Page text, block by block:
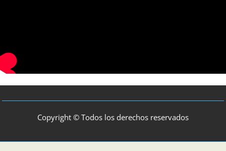
Copyright © Todos los derechos reservados